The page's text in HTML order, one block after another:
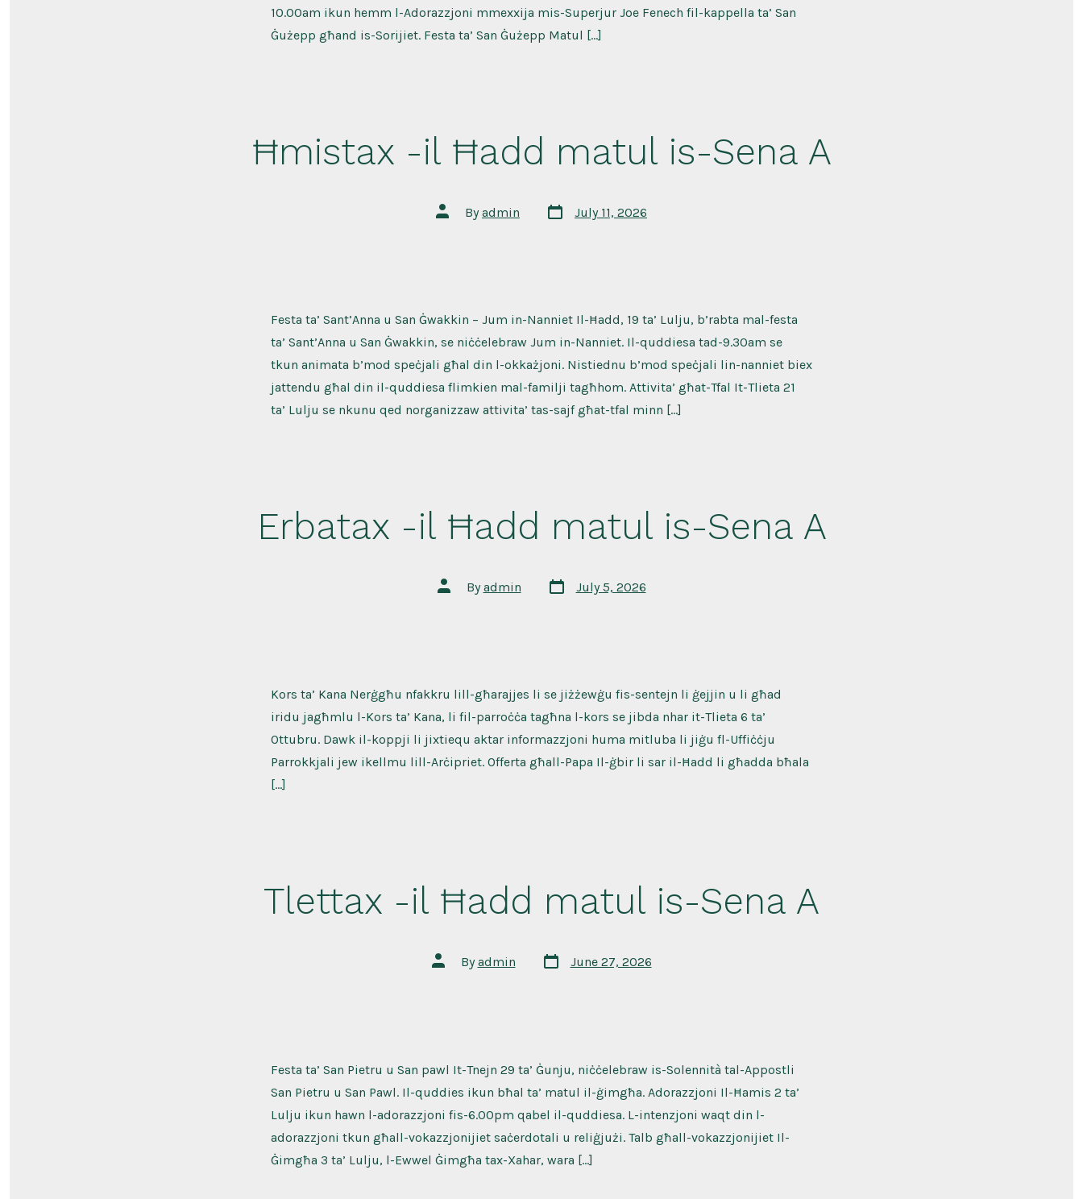
10.00am ikun hemm l-Adorazzjoni mmexxija mis-Superjur Joe Fenech fil-kappella ta’ San
Ġużepp għand is-Sorijiet. Festa ta’ San Ġużepp Matul […]
Ħmistax -il Ħadd matul is-Sena A
Post
author
Byadmin
Post
date
July 11, 2026
Festa ta’ Sant’Anna u San Ġwakkin – Jum in-Nanniet Il-Ħadd, 19 ta’ Lulju, b’rabta mal-festa
ta’ Sant’Anna u San Ġwakkin, se niċċelebraw Jum in-Nanniet. Il-quddiesa tad-9.30am se
tkun animata b’mod speċjali għal din l-okkażjoni. Nistiednu b’mod speċjali lin-nanniet biex
jattendu għal din il-quddiesa flimkien mal-familji tagħhom. Attivita’ għat-Tfal It-Tlieta 21
ta’ Lulju se nkunu qed norganizzaw attivita’ tas-sajf għat-tfal minn […]
Erbatax -il Ħadd matul is-Sena A
Post
author
Byadmin
Post
date
July 5, 2026
Kors ta’ Kana Nerġgħu nfakkru lill-għarajjes li se jiżżewġu fis-sentejn li ġejjin u li għad
iridu jagħmlu l-Kors ta’ Kana, li fil-parroċċa tagħna l-kors se jibda nhar it-Tlieta 6 ta’
Ottubru. Dawk il-koppji li jixtiequ aktar informazzjoni huma mitluba li jiġu fl-Uffiċċju
Parrokkjali jew ikellmu lill-Arċipriet. Offerta għall-Papa Il-ġbir li sar il-Ħadd li għadda bħala
[…]
Tlettax -il Ħadd matul is-Sena A
Post
author
Byadmin
Post
date
June 27, 2026
Festa ta’ San Pietru u San pawl It-Tnejn 29 ta’ Ġunju, niċċelebraw is-Solennità tal-Appostli
San Pietru u San Pawl. Il-quddies ikun bħal ta’ matul il-ġimgħa. Adorazzjoni Il-Ħamis 2 ta’
Lulju ikun hawn l-adorazzjoni fis-6.00pm qabel il-quddiesa. L-intenzjoni waqt din l-
adorazzjoni tkun għall-vokazzjonijiet saċerdotali u reliġjużi. Talb għall-vokazzjonijiet Il-
Ġimgħa 3 ta’ Lulju, l-Ewwel Ġimgħa tax-Xahar, wara […]